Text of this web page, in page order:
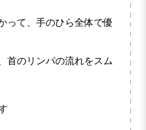
って、手のひら全体で優
首のリンパの流れをスム